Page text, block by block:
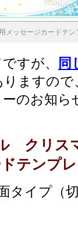
メッセージカードテン
すが、
同
りますの
のお知
クリス
ドテンプ
タイプ（